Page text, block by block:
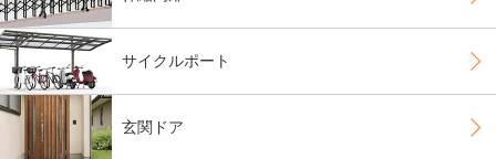
サイクルポート
玄関ドア